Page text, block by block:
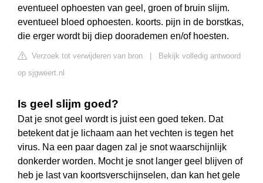
eventueel ophoesten van geel, groen of bruin slijm.
eventueel bloed ophoesten. koorts. pijn in de borstkas,
die erger wordt bij diep doorademen en/of hoesten.
Verzoek tot verwijderen van bron
Bekijk volledig antwoord
op sjgweert.nl
Is geel slijm goed?
Dat je snot geel wordt is juist een goed teken. Dat
betekent dat je lichaam aan het vechten is tegen het
virus. Na een paar dagen zal je snot waarschijnlijk
donkerder worden. Mocht je snot langer geel blijven of
heb je last van koortsverschijnselen, dan kan het gele